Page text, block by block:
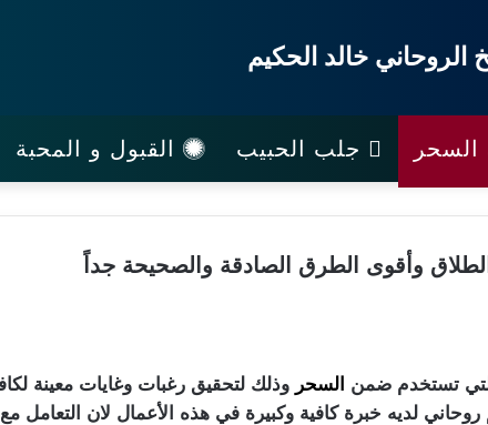
الروحاني خالد الحكيم
جلب الحبيب القبول و المحبة
وأقوى الطرق الصادقة والصحيحة جداً
تستخدم ضمن السحر وذلك لتحقيق رغبات وغايات معينة
لديه خبرة كافية وكبيرة في هذه الأعمال لان التعامل